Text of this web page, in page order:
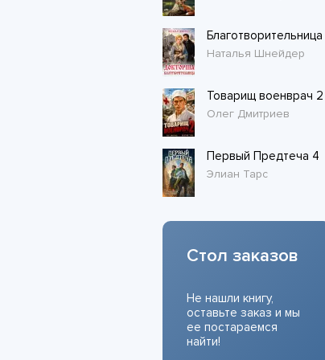
Благотворительница
Наталья Шнейдер
Товарищ военврач 2
Олег Дмитриев
Первый Предтеча 4
Элиан Тарс
Стол заказов
Не нашли книгу,
оставьте заказ и мы
ее постараемся
найти!